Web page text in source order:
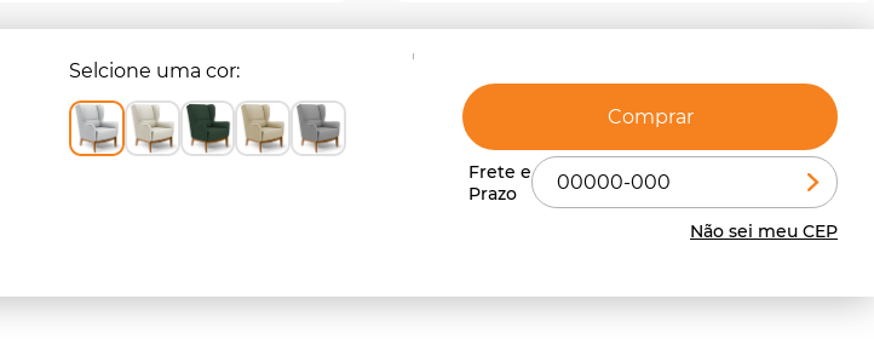
Selcione uma cor
Comprar
Não sei meu CEP